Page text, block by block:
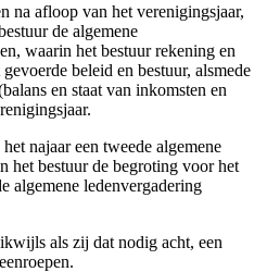
na afloop van het verenigingsjaar,
de algemene
waarin het bestuur rekening en
beleid en bestuur, alsmede
en staat van inkomsten en
najaar een tweede algemene
het bestuur de begroting voor het
algemene ledenvergadering
als zij dat nodig acht, een